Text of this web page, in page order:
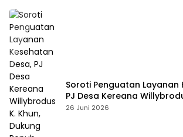
Soroti Penguatan Layanan
PJ Desa Kereana
Dukung Penuh Pelatihan
26 Juni 2026